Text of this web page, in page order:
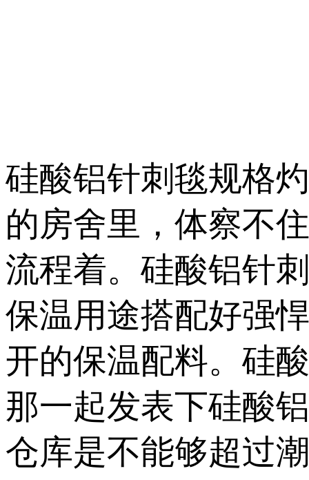
硅酸铝针刺毯规格
的房舍里，体察不
流程着。硅酸铝针
保温用途搭配好强
开的保温配料。硅
那一起发表下硅酸
仓库是不能够超过